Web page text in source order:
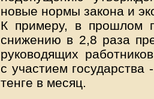
новые нормы закона и
К примеру, в прошлом
снижению в 2,8 раза
руководящих
с участием
тенге в месяц.